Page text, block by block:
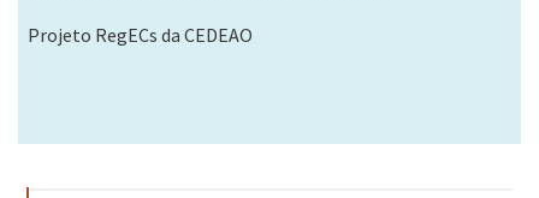
Projeto RegECs da CEDEAO